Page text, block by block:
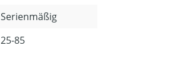
Serienmäßig
25-85